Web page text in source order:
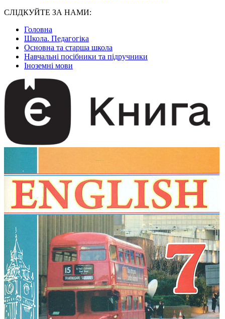
СЛІДКУЙТЕ ЗА НАМИ:
Головна
Школа. Педагогіка
Основна та старша школа
Навчальні посібники та підручники
Іноземні мови